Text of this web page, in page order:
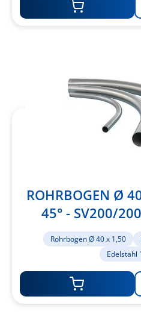
ROHRBOGEN Ø
45° - SV200/
Rohrbogen Ø 40 x 1,50
Edelstahl